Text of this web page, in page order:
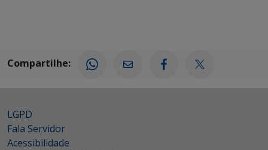
Compartilhe:
LGPD
Fala Servidor
Acessibilidade